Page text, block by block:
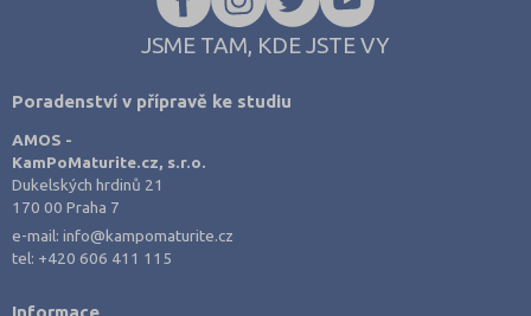
JSME TAM, KDE JSTE VY
Poradenství v přípravě ke studiu
AMOS -
KamPoMaturite.cz, s.r.o.
Dukelských hrdinů 21
170 00 Praha 7
e-mail:info@kampomaturite.cz
tel: +420 606 411 115
Informace